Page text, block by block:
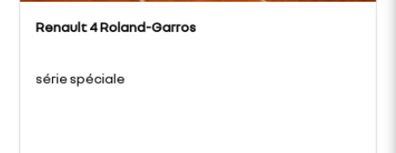
Renault 4 Roland-Garros
série spéciale